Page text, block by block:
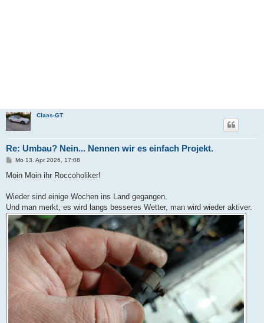
Claas-GT
Re: Umbau? Nein... Nennen wir es einfach Projekt.
B
i
a
Mo 13. Apr 2026, 17:08
Moin Moin ihr Roccoholiker!
Wieder sind einige Wochen ins Land gegangen.
Und man merkt, es wird langs besseres Wetter, man wird wieder aktiver.